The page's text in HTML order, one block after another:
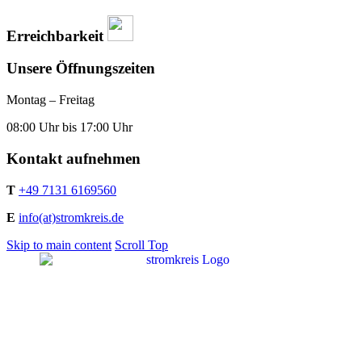
Erreichbarkeit
Unsere Öffnungszeiten
Montag – Freitag
08:00 Uhr bis 17:00 Uhr
Kontakt aufnehmen
T +49 7131 6169560
E info(at)stromkreis.de
Skip to main content Scroll Top